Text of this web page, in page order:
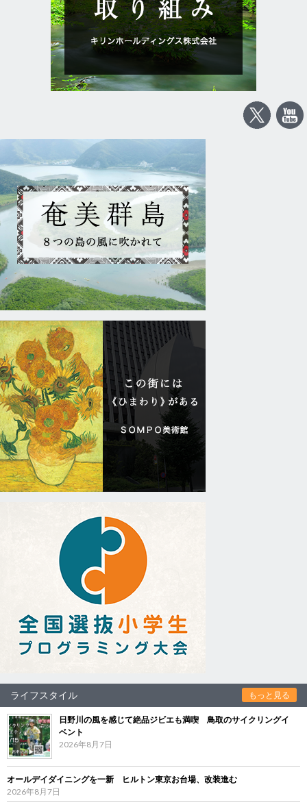
ライフスタイル もっと見る
日野川の風を感じて絶品ジビエも満喫 鳥取のサイクリングイ
ベント
2026年8月7日
オールデイダイニングを一新 ヒルトン東京お台場、改装進む
2026年8月7日